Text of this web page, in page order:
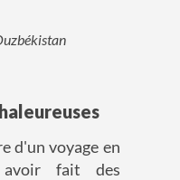
d'un voyage en
avoir fait des